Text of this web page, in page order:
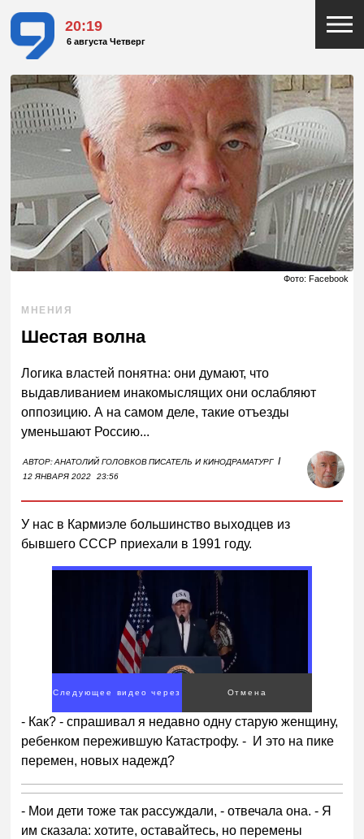
20:19
6 августа Четверг
Фото: Facebook
МНЕНИЯ
Шестая волна
Логика властей понятна: они думают, что
выдавливанием инакомыслящих они ослабляют
оппозицию. А на самом деле, такие отъезды
уменьшают Россию...
АВТОР:АНАТОЛИЙ ГОЛОВКОВПИСАТЕЛЬ И КИНОДРАМАТУРГ I
12 ЯНВАРЯ 2022 23:56
У нас в Кармиэле большинство выходцев из
бывшего СССР приехали в 1991 году.
Следующее видео через
1
Отмена
- Как? - спрашивал я недавно одну старую женщину,
ребенком пережившую Катастрофу. - И это на пике
перемен, новых надежд?
- Мои дети тоже так рассуждали, - отвечала она. - Я
им сказала: хотите, оставайтесь, но перемены